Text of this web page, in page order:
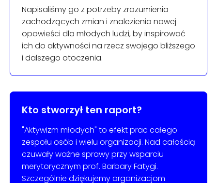
Napisaliśmy go z potrzeby zrozumienia
zachodzących zmian i znalezienia nowej
opowieści dla młodych ludzi, by inspirować
ich do aktywności na rzecz swojego bliższego
i dalszego otoczenia.
Kto stworzył ten raport?
"Aktywizm młodych" to efekt prac całego
zespołu osób i wielu organizacji. Nad całością
czuwały ważne sprawy przy wsparciu
merytorycznym prof. Barbary Fatygi.
Szczególnie dziękujemy organizacjom